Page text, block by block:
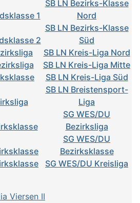
1
SB LN Bezirks-Klasse
Nord
2
SB LN Bezirks-Klasse
Süd
SB LN Kreis-Liga Nord
SB LN Kreis-Liga Mitte
SB LN Kreis-Liga Süd
SB LN Breistensport-
Liga
SG WES/DU
Bezirksliga
SG WES/DU
Bezirksklasse
SG WES/DU Kreisliga
Viersen II